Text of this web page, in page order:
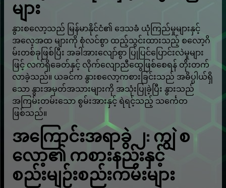
များ
နွားစလော့သည် မြန်မာနိုင်ငံ၏ ဒေသခံ ယုံကြည်မှုများနှင့်
အလေ့အထ များကို စုံလင်စွာ ထည့်သွင်းထားသည့် စလော့ဂိ
မ်းတစ်ခုဖြစ်ပြီး အခါအားလျော်စွာ ပြုပြင်ပြောင်းလဲမှုများ
ဖြင့် လက်ရှိခေတ်နှင့် လိုက်လျောညီထွေဖြစ်စေရန် တိုးတက်
လာခဲ့သည်။ ယခင်က နွားစလော့ကစားခြင်းသည် အဓိပ္ပါယ်ရှိ
သော နွားအမှတ်အသားများကို အသုံးပြုခဲ့ပြီး နွားသည်
အကြမ်းတမ်းသော စွမ်းအားနှင့် ရဲရင့်သည့် သင်္ကေတ
ဖြစ်သည်။
အကြောင်းအရာခွဲ ၂: ကျွဲ စ
လော့၏ ကစားနည်းနှင့်
စည်းမျဉ်းစည်းကမ်းများ